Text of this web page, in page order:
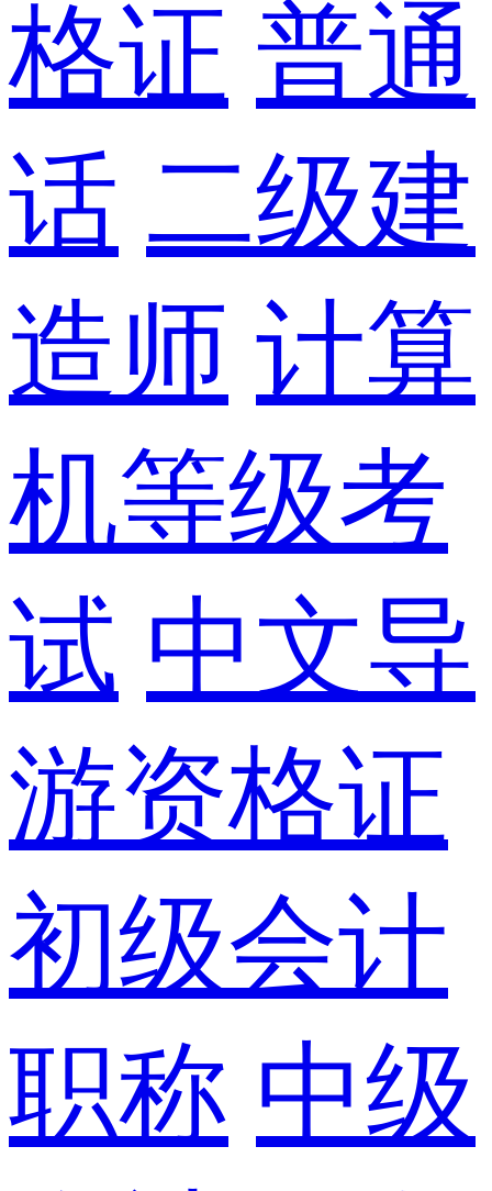
格证 普通
话 二级建
造师 计算
机等级考
试 中文导
游资格证
初级会计
职称 中级